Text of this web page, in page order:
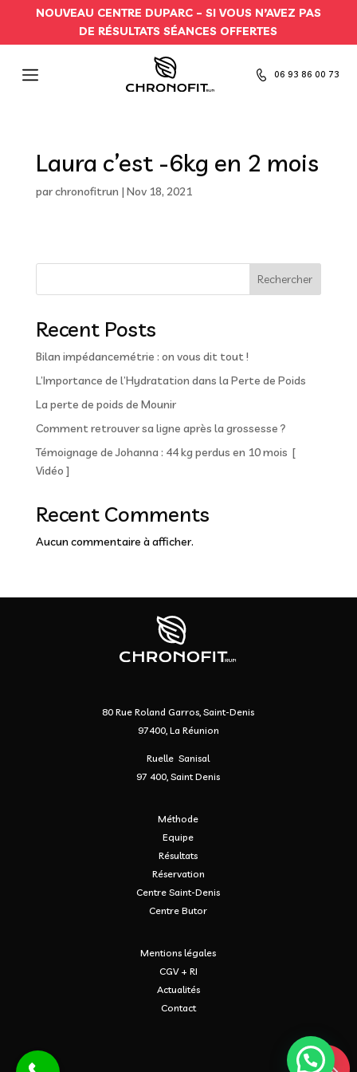
NOUVEAU CENTRE DUPARC – SI VOUS N’AVEZ PAS
DE RÉSULTATS SÉANCES OFFERTES
06 93 86 00 73
Laura c’est -6kg en 2 mois
parchronofitrun | Nov 18, 2021
Rechercher
Recent Posts
Bilan impédancemétrie : on vous dit tout !
L’Importance de l’Hydratation dans la Perte de Poids
La perte de poids de Mounir
Comment retrouver sa ligne après la grossesse ?
Témoignage de Johanna : 44 kg perdus en 10 mois [
Vidéo ]
Recent Comments
Aucun commentaire à afficher.
80 Rue Roland Garros, Saint-Denis
97400, La Réunion
Ruelle Sanisal
97 400, Saint Denis
Méthode
Equipe
Résultats
Réservation
Centre Saint-Denis
Centre Butor
Mentions légales
CGV + RI
Actualités
Contact